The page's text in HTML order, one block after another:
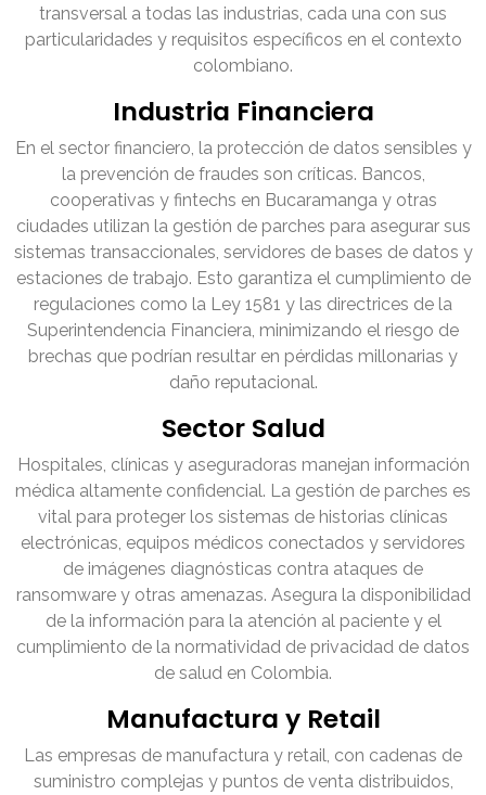
transversal a todas las industrias, cada una con sus
particularidades y requisitos específicos en el contexto
colombiano.
Industria Financiera
En el sector financiero, la protección de datos sensibles y
la prevención de fraudes son críticas. Bancos,
cooperativas y fintechs en Bucaramanga y otras
ciudades utilizan la gestión de parches para asegurar sus
sistemas transaccionales, servidores de bases de datos y
estaciones de trabajo. Esto garantiza el cumplimiento de
regulaciones como la Ley 1581 y las directrices de la
Superintendencia Financiera, minimizando el riesgo de
brechas que podrían resultar en pérdidas millonarias y
daño reputacional.
Sector Salud
Hospitales, clínicas y aseguradoras manejan información
médica altamente confidencial. La gestión de parches es
vital para proteger los sistemas de historias clínicas
electrónicas, equipos médicos conectados y servidores
de imágenes diagnósticas contra ataques de
ransomware y otras amenazas. Asegura la disponibilidad
de la información para la atención al paciente y el
cumplimiento de la normatividad de privacidad de datos
de salud en Colombia.
Manufactura y Retail
Las empresas de manufactura y retail, con cadenas de
suministro complejas y puntos de venta distribuidos,